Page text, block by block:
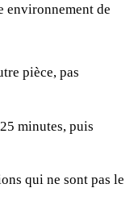
environnement de
pièce, pas
minutes, puis
qui ne sont pas le